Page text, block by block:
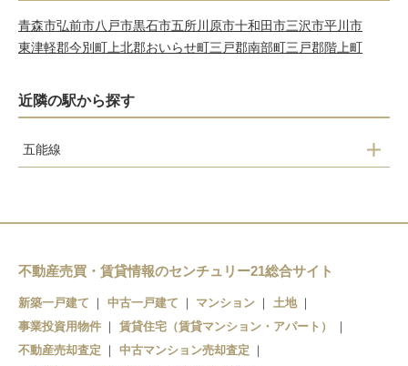
青森市弘前市八戸市黒石市五所川原市十和田市三沢市平川市
東津軽郡今別町 上北郡おいらせ町三戸郡南部町三戸郡階上町
近隣の駅から探す
五能線
陸奥森田駅
中田駅
木造駅
不動産売買・賃貸情報のセンチュリー21総合サイト
新築一戸建て 中古一戸建て マンション
土地
事業投資用物件
賃貸住宅（賃貸マンション・アパート）
不動産売却査定
中古マンション売却査定